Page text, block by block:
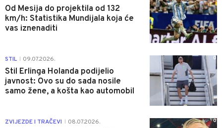
Od Mesija do projektila od 132
km/h: Statistika Mundijala koja će
vas iznenaditi
STIL 09.07.2026.
Stil Erlinga Holanda podijelio
javnost: Ovo su do sada nosile
samo žene, a košta kao automobil
0
ZVIJEZDE I TRAČEVI 08.07.2026. 0